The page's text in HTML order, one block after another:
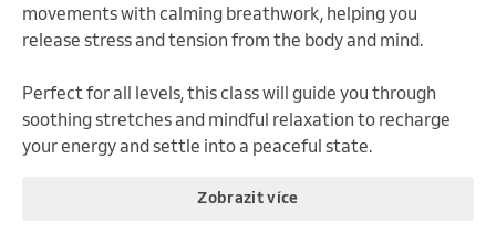
movements with calming breathwork, helping you
release stress and tension from the body and mind.
Perfect for all levels, this class will guide you through
soothing stretches and mindful relaxation to recharge
your energy and settle into a peaceful state.
Zobrazit více